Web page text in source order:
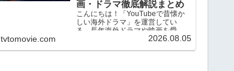
画・ドラマ徹底解説まとめ
こんにちは！「YouTubeで昔懐か
しい海外ドラマ」を運営してい
る、長年海外ドラマや映画を愛し
てやまない映画ファンのhero2018
tvtomovie.com 2026.08.05